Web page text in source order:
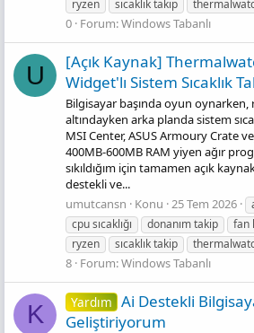
ryzen
sıcaklık takip
0 Forum:Windows Tabanlı
U
[Açık Kaynak]
Widget'lı Sistem Sıcaklık
Bilgisayar başında oyun oynarken,
altındayken arka planda sistem
MSI Center, ASUS Armoury Crate
400MB-600MB RAM yiyen ağır
sıkıldığım için tamamen açık
destekli ve...
umutcansn
Konu 25 Tem 2026
cpu sıcaklığı
donanım takip fan
ryzen
sıcaklık takip
8 Forum:Windows Tabanlı
K Yardım Ai Destekli
Geliştiriyorum